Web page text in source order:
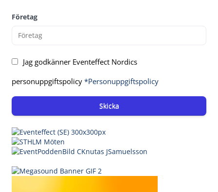
Företag
Jag godkänner Eventeffect Nordics
personuppgiftspolicy *Personuppgiftspolicy
Skicka